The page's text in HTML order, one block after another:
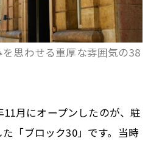
思わせる重厚な雰囲気の38
11月にオープンしたのが、駐
「ブロック30」です。当時